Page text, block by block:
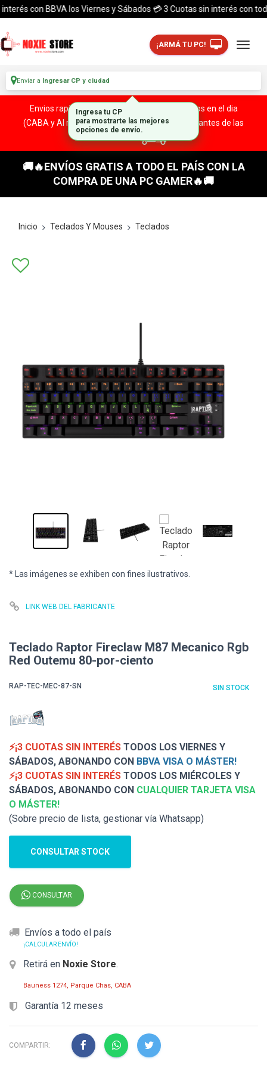
con BBVA los Viernes y Sábados 💳 3 Cuotas sin interés con
¡ARMÁ TU PC!
Enviar a Ingresar CP y ciudad
Envios rapidos y seguros a todo el pais. ¡ Envios en el dia
(CABA y Al rededores) Acreditando tu compra antes de las
🚚🔥ENVÍOS GRATIS A TODO EL PAÍS CON LA
COMPRA DE UNA PC GAMER🔥🚚
Inicio Teclados Y Mouses Teclados
* Las imágenes se exhiben con fines ilustrativos.
LINK WEB DEL FABRICANTE
Teclado Raptor Fireclaw M87 Mecanico Rgb
Red Outemu 80-por-ciento
RAP-TEC-MEC-87-SN SIN STOCK
⚡¡3 CUOTAS SIN INTERÉS TODOS LOS VIERNES Y
SÁBADOS, ABONANDO CON BBVA VISA O MÁSTER!
⚡¡3 CUOTAS SIN INTERÉS TODOS LOS MIÉRCOLES Y
SÁBADOS, ABONANDO CON CUALQUIER TARJETA VISA
O MÁSTER!
(Sobre precio de lista, gestionar vía Whatsapp)
CONSULTAR STOCK
CONSULTAR
Envíos a todo el país
¡CALCULAR ENVÍO!
Retirá en Noxie Store.
Bauness 1274, Parque Chas, CABA
Garantía 12 meses
COMPARTIR:
Ingresa tu CP
para mostrarte las mejores
opciones de envío.